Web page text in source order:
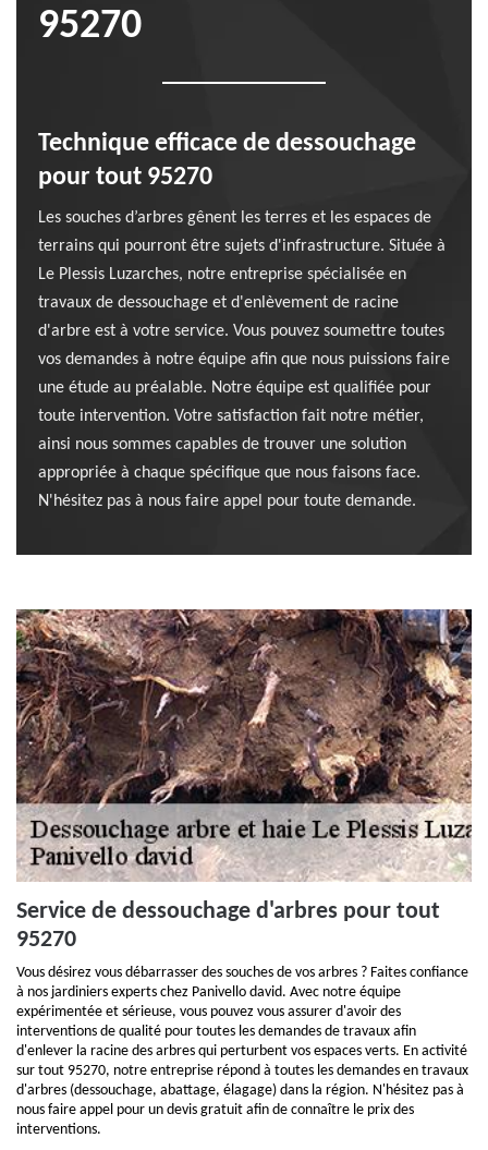
95270
Technique efficace de dessouchage
pour tout 95270
Les souches d’arbres gênent les terres et les espaces de
terrains qui pourront être sujets d'infrastructure. Située à
Le Plessis Luzarches, notre entreprise spécialisée en
travaux de dessouchage et d'enlèvement de racine
d'arbre est à votre service. Vous pouvez soumettre toutes
vos demandes à notre équipe afin que nous puissions faire
une étude au préalable. Notre équipe est qualifiée pour
toute intervention. Votre satisfaction fait notre métier,
ainsi nous sommes capables de trouver une solution
appropriée à chaque spécifique que nous faisons face.
N'hésitez pas à nous faire appel pour toute demande.
Service de dessouchage d'arbres pour tout
95270
Vous désirez vous débarrasser des souches de vos arbres ? Faites confiance
à nos jardiniers experts chez Panivello david. Avec notre équipe
expérimentée et sérieuse, vous pouvez vous assurer d'avoir des
interventions de qualité pour toutes les demandes de travaux afin
d'enlever la racine des arbres qui perturbent vos espaces verts. En activité
sur tout 95270, notre entreprise répond à toutes les demandes en travaux
d'arbres (dessouchage, abattage, élagage) dans la région. N'hésitez pas à
nous faire appel pour un devis gratuit afin de connaître le prix des
interventions.